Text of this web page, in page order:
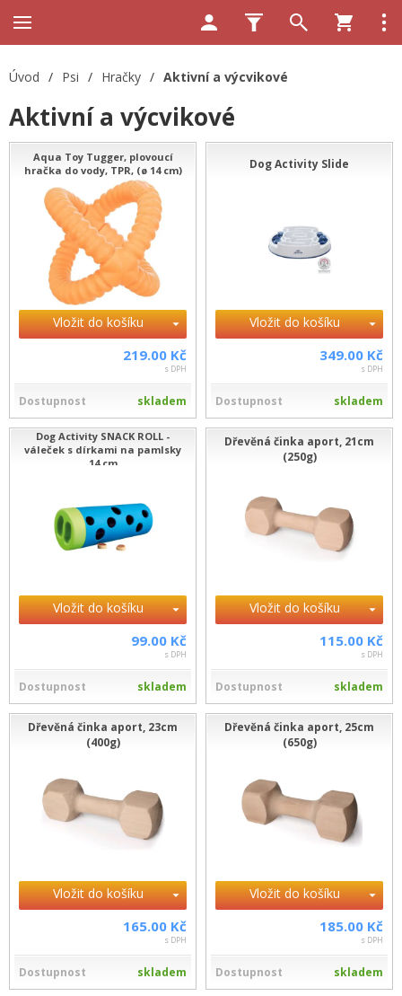
Úvod / Psi / Hračky / Aktivní a výcvikové
Aktivní a výcvikové
Aqua Toy Tugger, plovoucí
hračka do vody, TPR, (ø 14 cm)
Vložit do košíku
219.00 Kč
s DPH
Dostupnost skladem
Dog Activity Slide
Vložit do košíku
349.00 Kč
s DPH
Dostupnost skladem
Dog Activity SNACK ROLL -
váleček s dírkami na pamlsky
14 cm
Vložit do košíku
99.00 Kč
s DPH
Dostupnost skladem
Dřevěná činka aport, 21cm
(250g)
Vložit do košíku
115.00 Kč
s DPH
Dostupnost skladem
Dřevěná činka aport, 23cm
(400g)
Vložit do košíku
165.00 Kč
s DPH
Dostupnost skladem
Dřevěná činka aport, 25cm
(650g)
Vložit do košíku
185.00 Kč
s DPH
Dostupnost skladem